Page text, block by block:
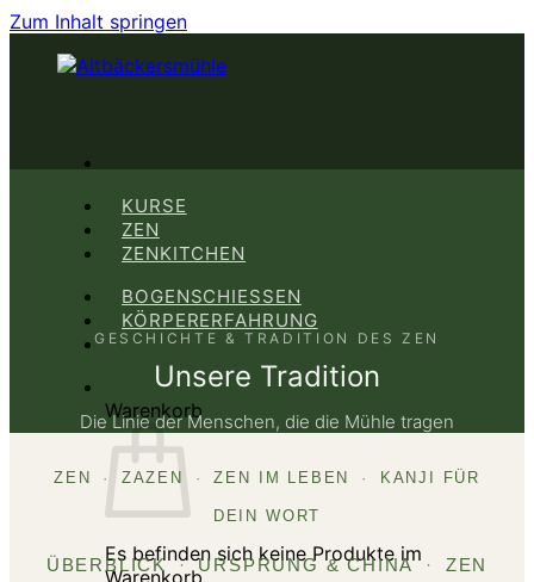
Zum Inhalt springen
KURSE
ZEN
ZENKITCHEN
BOGENSCHIESSEN
KÖRPERERFAHRUNG
Warenkorb
Es befinden sich keine Produkte im
Warenkorb.
GESCHICHTE & TRADITION DES ZEN
Unsere Tradition
Die Linie der Menschen, die die Mühle tragen
ZEN · ZAZEN · ZEN IM LEBEN · KANJI FÜR
DEIN WORT
ÜBERBLICK · URSPRUNG & CHINA ·
ZEN